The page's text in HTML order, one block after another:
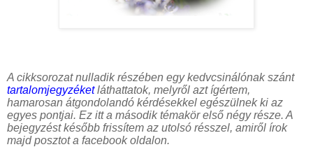
A cikksorozat nulladik részében egy kedvcsinálónak szánt
tartalomjegyzéketláthattatok, melyről azt ígértem,
hamarosan átgondolandó kérdésekkel egészülnek ki az
egyes pontjai. Ez itt a második témakör első négy része. A
bejegyzést később frissítem az utolsó résszel, amiről írok
majd posztot a facebook oldalon.